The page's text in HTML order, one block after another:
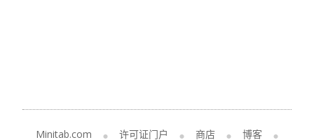
Minitab.com 许可证门户 商店 博客